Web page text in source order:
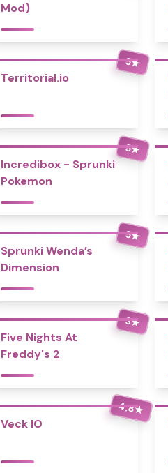
Mod)
5★
Territorial.io
5★
Incredibox - Sprunki
Pokemon
5★
Sprunki Wenda’s
Dimension
3★
Five Nights At
Freddy's 2
4.8★
Veck IO